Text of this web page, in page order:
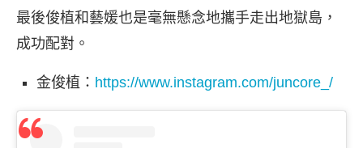
最後俊植和藝媛也是毫無懸念地攜手走出地獄島，
成功配對。
金俊植： https://www.instagram.com/juncore_/